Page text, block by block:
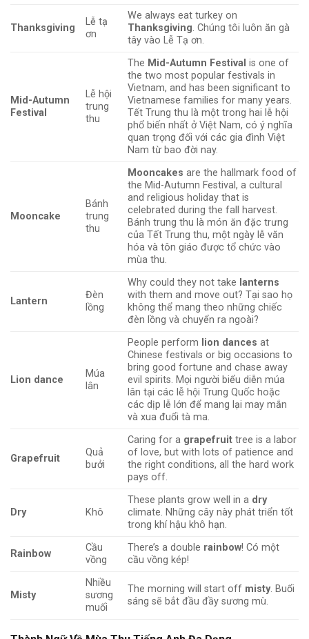
Thanksgiving
Lễ tạ
ơn
We always eat turkey on
Thanksgiving. Chúng tôi luôn ăn gà
tây vào Lễ Tạ ơn.
Mid-Autumn
Festival
Lễ hội
trung
thu
The Mid-Autumn Festival is one of
the two most popular festivals in
Vietnam, and has been significant to
Vietnamese families for many years.
Tết Trung thu là một trong hai lễ hội
phổ biến nhất ở Việt Nam, có ý nghĩa
quan trọng đối với các gia đình Việt
Nam từ bao đời nay.
Mooncake
Bánh
trung
thu
Mooncakes are the hallmark food of
the Mid-Autumn Festival, a cultural
and religious holiday that is
celebrated during the fall harvest.
Bánh trung thu là món ăn đặc trưng
của Tết Trung thu, một ngày lễ văn
hóa và tôn giáo được tổ chức vào
mùa thu.
Lantern
Đèn
lồng
Why could they not take lanterns
with them and move out? Tại sao họ
không thể mang theo những chiếc
đèn lồng và chuyển ra ngoài?
Lion dance
Múa
lân
People perform lion dances at
Chinese festivals or big occasions to
bring good fortune and chase away
evil spirits. Mọi người biểu diễn múa
lân tại các lễ hội Trung Quốc hoặc
các dịp lễ lớn để mang lại may mắn
và xua đuổi tà ma.
Grapefruit
Quả
bưởi
Caring for a grapefruit tree is a labor
of love, but with lots of patience and
the right conditions, all the hard work
pays off.
Dry Khô
These plants grow well in a dry
climate. Những cây này phát triển tốt
trong khí hậu khô hạn.
Rainbow
Cầu
vồng
There’s a double rainbow! Có một
cầu vồng kép!
Misty
Nhiều
sương
muối
The morning will start off misty. Buổi
sáng sẽ bắt đầu đầy sương mù.